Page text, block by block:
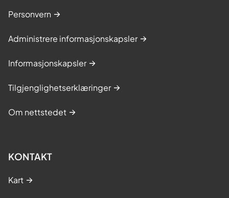
Personvern
Administrere informasjonskapsler
Informasjonskapsler
Tilgjenglighetserklæringer
Om nettstedet
KONTAKT
Kart